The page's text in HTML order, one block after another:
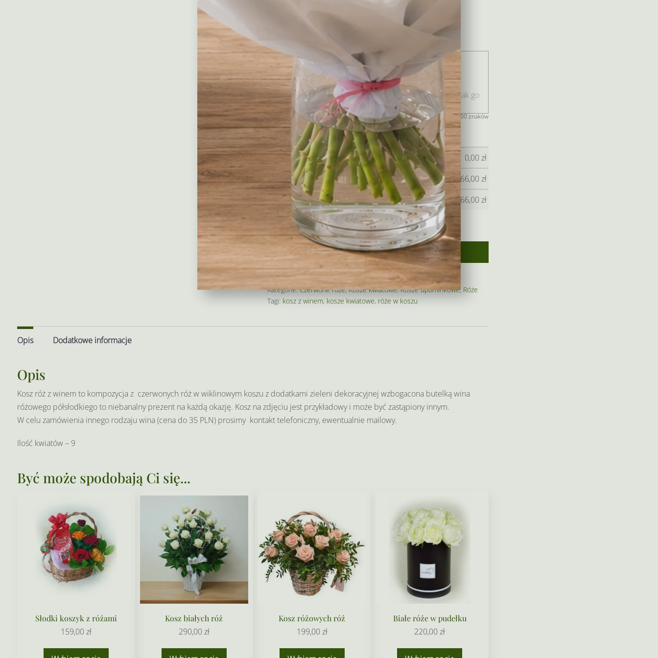
alkoholowego ze stacjonarnego punktu sprzedaży i
dostarczenia go pod wskazany adres w moim imieniu.
Pozostałoe jeszcze 400 znaków
Cena prezentów: 0,00zł
Cena kompozycji:
266,00zł
Razem:
266,00zł
Decrease
ilość
Kosz
winem
Increase
quantity Zamów
Numer katalogowy:
Kategorie:Czerwone róże,Kosze kwiatowe,Kosze upominkowe, Róże
Tagi: kosz z winem, kosze kwiatowe, róże w koszu
Opis Dodatkowe informacje
Opis
Kosz róż z winem to kompozycja z czerwonych róż w wiklinowym koszu z dodatkami zieleni dekoracyjnej wzbogacona butelką wina
różowego półsłodkiego to niebanalny prezent na każdą okazję. Kosz na zdjęciu jest przykładowy i może być zastąpiony innym.
W celu zamówienia innego rodzaju wina (cena do 35 PLN) prosimy kontakt telefoniczny, ewentualnie mailowy.
Ilość kwiatów – 9
Być może spodobają Ci się...
Słodki koszyk z różami
159,00zł
Kosz białych róż
290,00zł
Kosz różowych róż
199,00zł
Białe róże w pudełku
220,00zł
Ten